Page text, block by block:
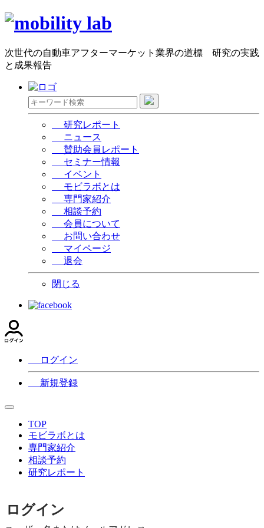
次世代の自動車アフターマーケット業界の道標 研究の実践
と成果報告
研究レポート
ニュース
賛助会員レポート
セミナー情報
イベント
モビラボとは
専門家紹介
相談予約
会員について
お問い合わせ
マイページ
退会
閉じる
ログイン
新規登録
TOP
モビラボとは
専門家紹介
相談予約
研究レポート
ログイン